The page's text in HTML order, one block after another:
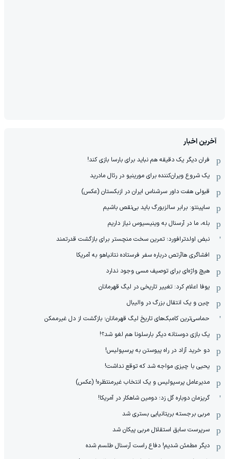
آخرین اخبار
فران دیگر یک دقیقه هم نباید برای بارسا بازی کند!
یک شروع ویران‌کننده برای مورینیو در رئال مادرید
قبولی هفت داور سرشناس ایران در ازبکستان (عکس)
ساپینتو: برابر سالزبورگ باید بی‌نقص باشیم
بله، ما در آرسنال به وینیسیوس نیاز داریم
نبض اولدترافورد؛ تمرین سخت منچستر برای بازگشت قدرتمند
افشاگری هاآرتص درباره سفر فرستاده نتانیاهو به آمریکا
هیچ واژه‌ای برای توصیف مسی وجود ندارد
یوفا اعلام کرد: تغییر تاریخی در لیگ قهرمانان
چین و یک انتقال بزرگ در والیبال
حماسی‌ترین کامبک‌های تاریخ لیگ قهرمانان؛ بازگشت از دل غیرممکن
یک بازی دوستانه دیگر بارسلونا هم لغو شد؟!
دو خرید آزاد در راه پیوستن به پرسپولیس!
یحیی با چیزی مواجه شد که توقع نداشت!
مدیرعامل پرسپولیس و یک انتخاب غیرمنتظره! (عکس)
گریزمان دوباره گل زد؛ دومین شاهکار در آمریکا!
مربی برجسته بریتانیایی بستری شد
سرپرست سابق استقلال مربی پیکان شد
دیگر مطمئن شدیم! دفاع راست آرسنال طلسم شده